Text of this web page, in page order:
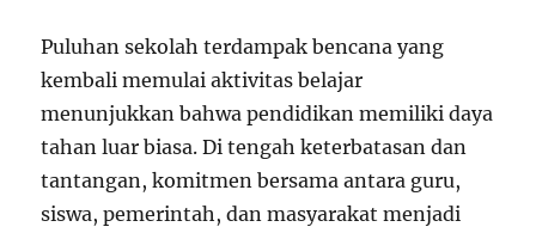
Puluhan sekolah terdampak bencana yang
kembali memulai aktivitas belajar
menunjukkan bahwa pendidikan memiliki daya
tahan luar biasa. Di tengah keterbatasan dan
tantangan, komitmen bersama antara guru,
siswa, pemerintah, dan masyarakat menjadi